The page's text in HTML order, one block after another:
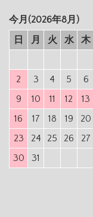
今月(2026年8月)
日
月 火 水 木
2
3 4 5 6
9
10 11 12 13
16
17 18 19 20
23
24 25 26 27
30
31